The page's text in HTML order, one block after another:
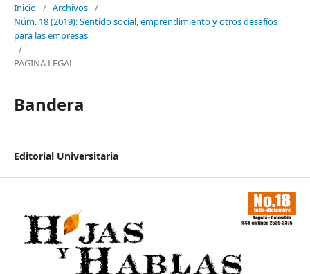
Inicio / Archivos /
Núm. 18 (2019): Sentido social, emprendimiento y otros desafíos
para las empresas
/
PAGINA LEGAL
Bandera
Editorial Universitaria